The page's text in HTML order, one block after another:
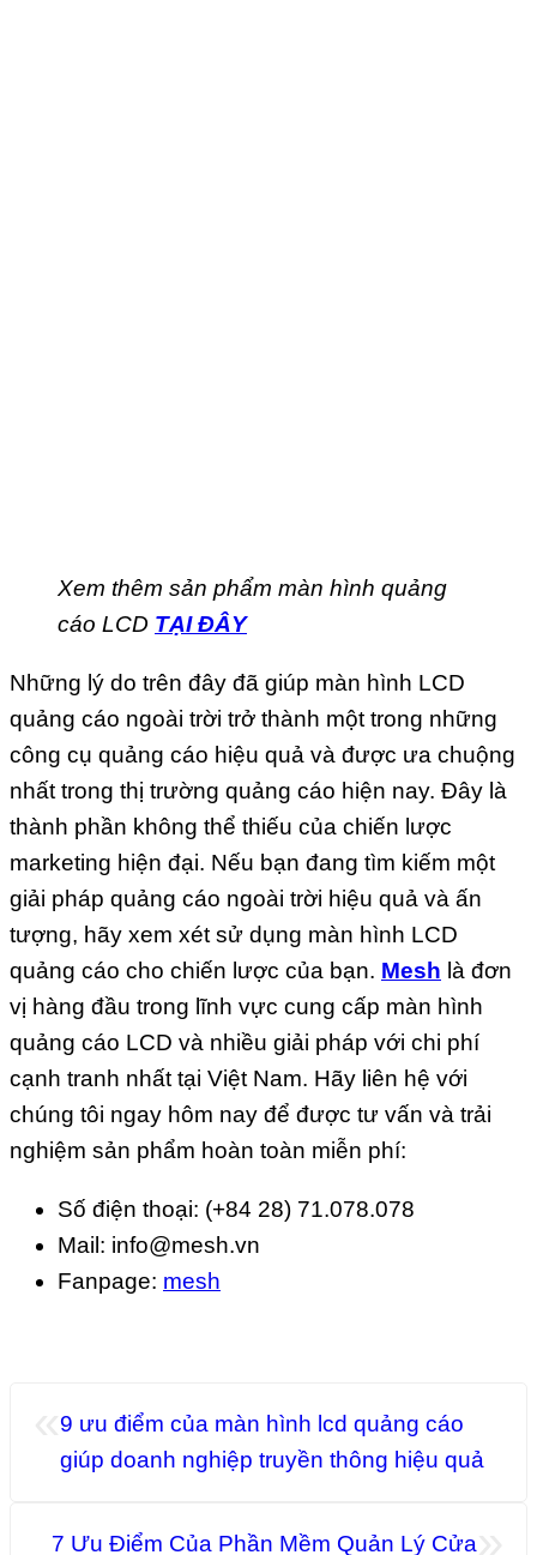
Xem thêm sản phẩm màn hình quảng
cáo LCD TẠI ĐÂY
Những lý do trên đây đã giúp màn hình LCD
quảng cáo ngoài trời trở thành một trong những
công cụ quảng cáo hiệu quả và được ưa chuộng
nhất trong thị trường quảng cáo hiện nay. Đây là
thành phần không thể thiếu của chiến lược
marketing hiện đại. Nếu bạn đang tìm kiếm một
giải pháp quảng cáo ngoài trời hiệu quả và ấn
tượng, hãy xem xét sử dụng màn hình LCD
quảng cáo cho chiến lược của bạn. Mesh là đơn
vị hàng đầu trong lĩnh vực cung cấp màn hình
quảng cáo LCD và nhiều giải pháp với chi phí
cạnh tranh nhất tại Việt Nam. Hãy liên hệ với
chúng tôi ngay hôm nay để được tư vấn và trải
nghiệm sản phẩm hoàn toàn miễn phí:
Số điện thoại: (+84 28) 71.078.078
Mail: info@mesh.vn
Fanpage: mesh
9 ưu điểm của màn hình lcd quảng cáo
giúp doanh nghiệp truyền thông hiệu quả
7 Ưu Điểm Của Phần Mềm Quản Lý Cửa